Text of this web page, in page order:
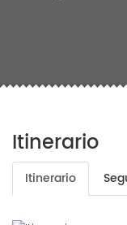
Itinerario
Itinerario